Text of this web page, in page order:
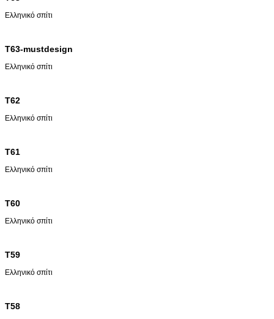
Ελληνικό σπίτι
T63-mustdesign
Ελληνικό σπίτι
T62
Ελληνικό σπίτι
T61
Ελληνικό σπίτι
T60
Ελληνικό σπίτι
T59
Ελληνικό σπίτι
T58